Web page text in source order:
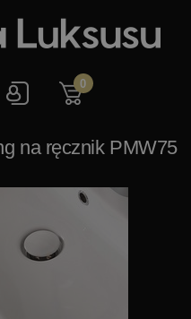
0
na ręcznik PMW75